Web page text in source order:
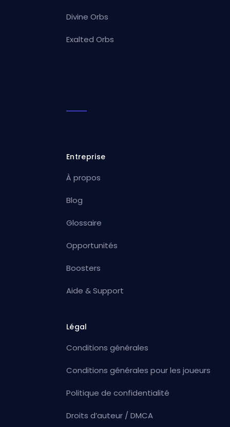
Divine Orbs
Exalted Orbs
Entreprise
À propos
Blog
Glossaire
Opportunités
Boosters
Aide & Support
Légal
Conditions générales
Conditions générales pour les joueurs
Politique de confidentialité
Droits d’auteur / DMCA